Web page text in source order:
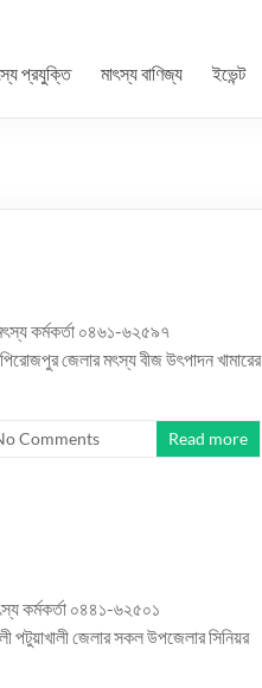
প্রযুক্তি মাৎস্য বাণিজ্য ইভেন্ট
কর্মকর্তা ০৪৬১-৬২৫৯৭
জেলার মৎস্য বীজ উৎপাদন খামারের
Comments Read more
কর্মকর্তা ০৪৪১-৬২৫০১
জেলার সকল উপজেলার সিনিয়র